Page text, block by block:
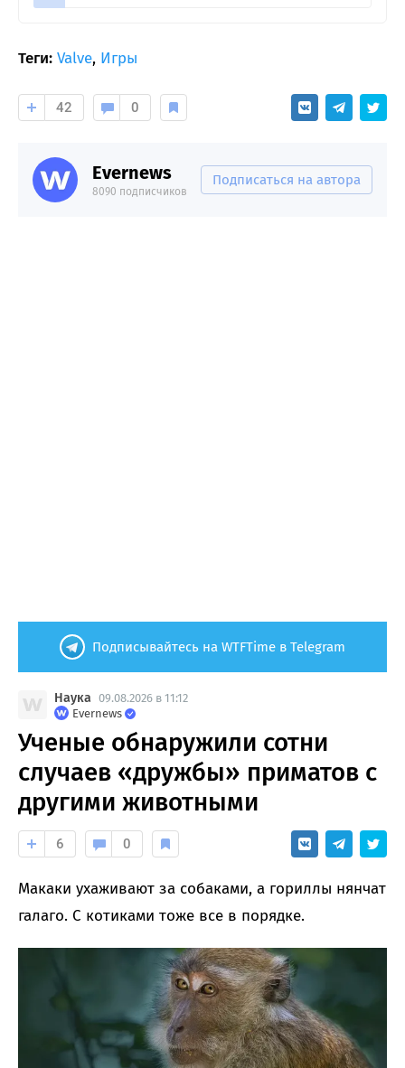
Теги: Valve, Игры
42 0
Evernews
8090 подписчиков
Подписаться на автора
Подписывайтесь на WTFTime в Telegram
Наука 09.08.2026 в 11:12
Evernews
Ученые обнаружили сотни
случаев «дружбы» приматов с
другими животными
6 0
Макаки ухаживают за собаками, а гориллы нянчат
галаго. С котиками тоже все в порядке.